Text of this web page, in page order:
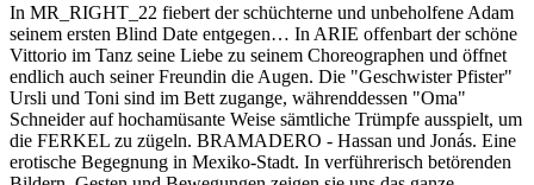
In MR_RIGHT_22 fiebert der schüchterne und unbeholfene Adam
seinem ersten Blind Date entgegen… In ARIE offenbart der schöne
Vittorio im Tanz seine Liebe zu seinem Choreographen und öffnet
endlich auch seiner Freundin die Augen. Die "Geschwister Pfister"
Ursli und Toni sind im Bett zugange, währenddessen "Oma"
Schneider auf hochamüsante Weise sämtliche Trümpfe ausspielt, um
die FERKEL zu zügeln. BRAMADERO - Hassan und Jonás. Eine
erotische Begegnung in Mexiko-Stadt. In verführerisch betörenden